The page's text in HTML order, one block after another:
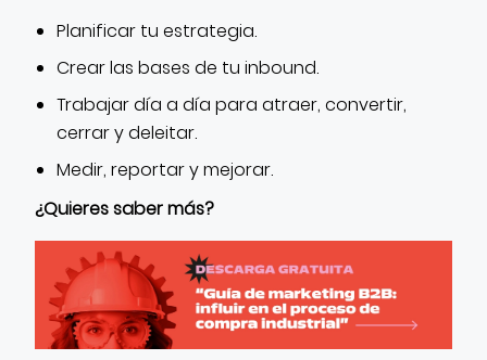
Planificar tu estrategia.
Crear las bases de tu inbound.
Trabajar día a día para atraer, convertir,
cerrar y deleitar.
Medir, reportar y mejorar.
¿Quieres saber más?